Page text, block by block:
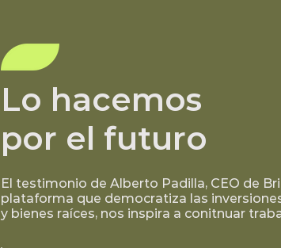
Lo hacemos
por el futuro
El testimonio de Alberto Padilla, CEO de
plataforma que democratiza las
y bienes raíces, nos inspira a conitnuar